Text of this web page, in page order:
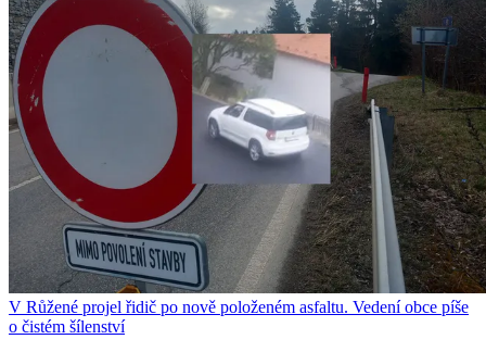
V Růžené projel řidič po nově položeném asfaltu. Vedení obce píše
o čistém šílenství